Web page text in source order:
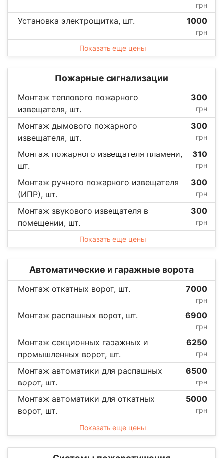
грн
Установка электрощитка, шт. 1000
грн
Показать еще цены
Пожарные сигнализации
Монтаж теплового пожарного
извещателя, шт.
300
грн
Монтаж дымового пожарного
извещателя, шт.
300
грн
Монтаж пожарного извещателя пламени,
шт.
310
грн
Монтаж ручного пожарного извещателя
(ИПР), шт.
300
грн
Монтаж звукового извещателя в
помещении, шт.
300
грн
Показать еще цены
Автоматические и гаражные ворота
Монтаж откатных ворот, шт. 7000
грн
Монтаж распашных ворот, шт. 6900
грн
Монтаж секционных гаражных и
промышленных ворот, шт.
6250
грн
Монтаж автоматики для распашных
ворот, шт.
6500
грн
Монтаж автоматики для откатных
ворот, шт.
5000
грн
Показать еще цены